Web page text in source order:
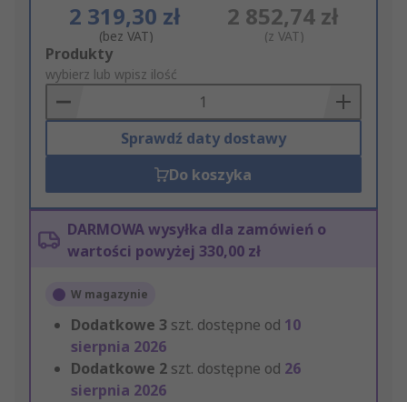
2 319,30 zł
(bez VAT)
2 852,74 zł
(z VAT)
Add
to
Basket
Produkty
wybierz lub wpisz ilość
Sprawdź daty dostawy
Do koszyka
DARMOWA wysyłka dla zamówień o
wartości powyżej 330,00 zł
W magazynie
Dodatkowe 3 szt. dostępne od 10
sierpnia 2026
Dodatkowe 2 szt. dostępne od 26
sierpnia 2026